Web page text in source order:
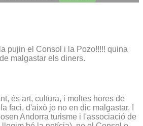
pujin el Consol i la Pozo!!!!! quina
malgastar els diners.
és art, cultura, i moltes hores de
faci, d'això jo no en dic malgastar. I
Andorra turisme i l'associació de